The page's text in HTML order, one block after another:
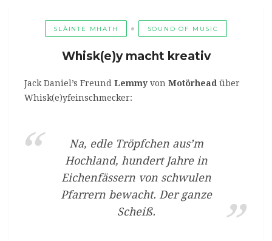
SLÀINTE MHATH SOUND OF MUSIC
Whisk(e)y macht kreativ
Jack Daniel’s Freund Lemmy von Motörhead über
Whisk(e)yfeinschmecker:
Na, edle Tröpfchen aus’m
Hochland, hundert Jahre in
Eichenfässern von schwulen
Pfarrern bewacht. Der ganze
Scheiß.